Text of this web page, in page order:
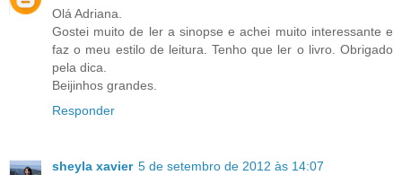
Olá Adriana.
Gostei muito de ler a sinopse e achei muito interessante e
faz o meu estilo de leitura. Tenho que ler o livro. Obrigado
pela dica.
Beijinhos grandes.
Responder
sheyla xavier 5 de setembro de 2012 às 14:07